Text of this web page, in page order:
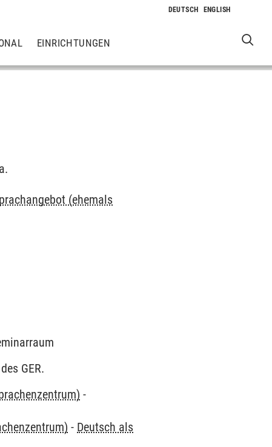
EINRICHTUNGEN
(ehemals
GER.
-
- Deutsch als